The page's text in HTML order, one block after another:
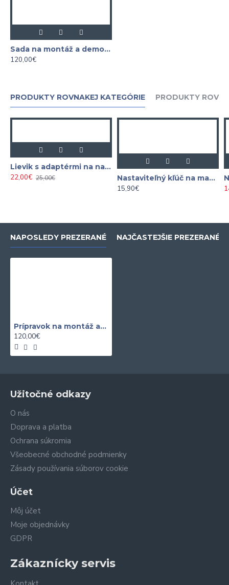
Sada na montáž a demontáž zadného uloženia kľukového hriadeľa BMW N40 / N42 / N45T / N46 ASTA
120,00€
PRODUKTY ROVNAKEJ KATEGÓRIE PRODUKTY
Lievik s adaptérmi na nalievanie oleja 8-dielna
22,00€ 25,00€
Nastaviteľný kľúč na matice palivovej nádrže 100 - 170 mm
15,90€
NAPOSLEDY PREZERANÉ NAJČASTEJŠIE PREZERANÉ
Prípravok na montáž a demontáž zadného tesnenia uloženia kľukového hriadeľa BMW N51 / N52 / N54 / N55
120,00€
Užitočné odkazy
O nás
Doprava a platba
Ochrana súkromia
Všeobecné obchodné podmienky
Zásady používania súborov cookie
Účet
Môj účet
Moje objednávky
GDPR
Zákaznícky servis